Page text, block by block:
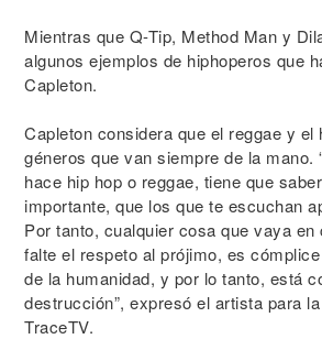
Mientras que Q-Tip, Method Man y
algunos ejemplos de hiphoperos que
Capleton.
Capleton considera que el reggae y el
géneros que van siempre de la mano.
hace hip hop o reggae, tiene que
importante, que los que te escuchan
Por tanto, cualquier cosa que vaya en
falte el respeto al prójimo, es
de la humanidad, y por lo tanto, está
destrucción”, expresó el artista para
TraceTV.